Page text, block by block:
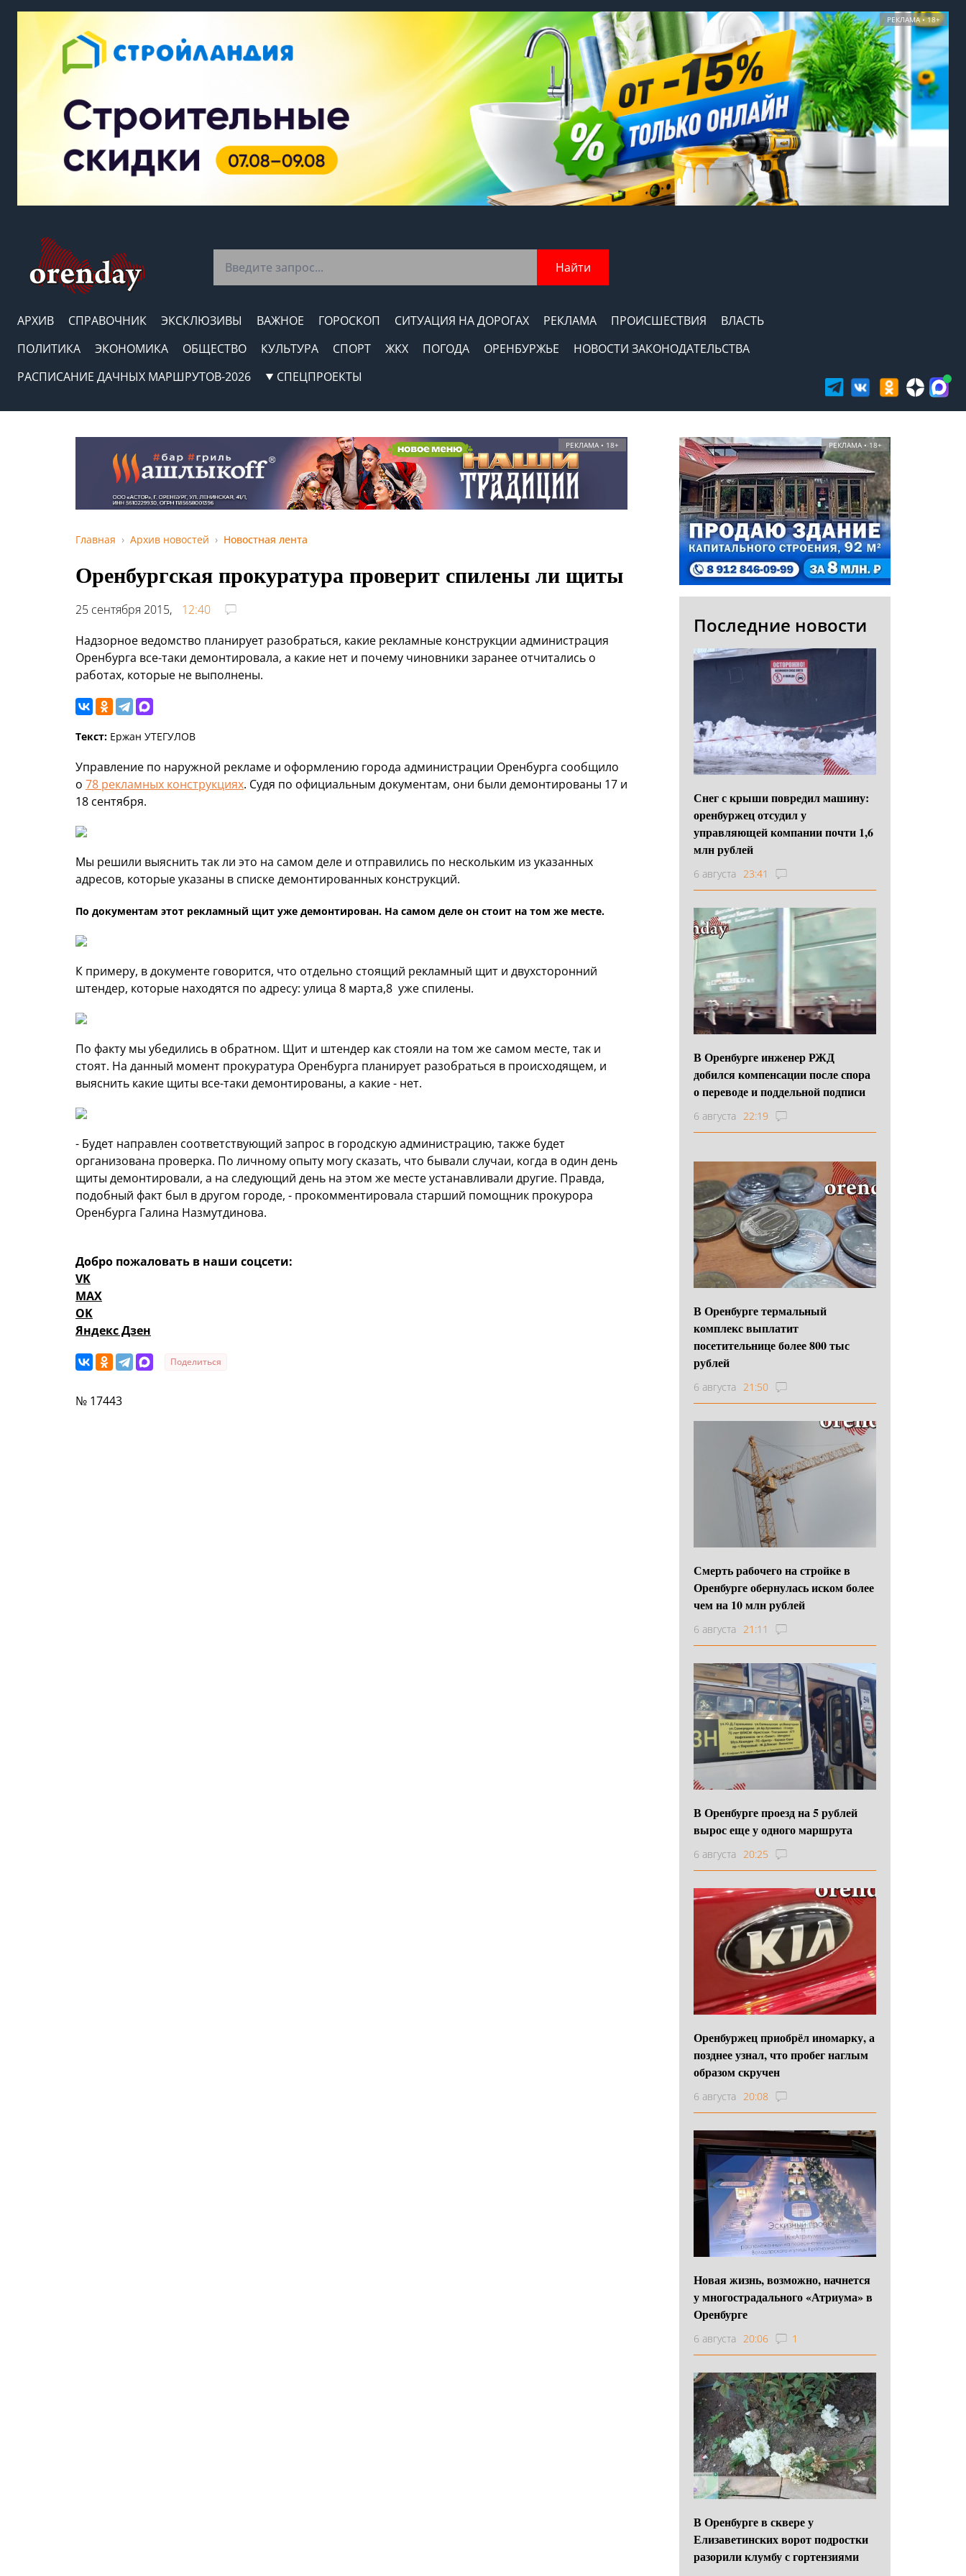
РЕКЛАМА • 18+
Найти
АРХИВ СПРАВОЧНИК ЭКСКЛЮЗИВЫ ВАЖНОЕ ГОРОСКОП СИТУАЦИЯ НА ДОРОГАХ РЕКЛАМА ПРОИСШЕСТВИЯ
ВЛАСТЬ
ПОЛИТИКА
ЭКОНОМИКА ОБЩЕСТВО КУЛЬТУРА СПОРТ ЖКХ ПОГОДА ОРЕНБУРЖЬЕ
НОВОСТИ ЗАКОНОДАТЕЛЬСТВА
РАСПИСАНИЕ ДАЧНЫХ МАРШРУТОВ-2026
СПЕЦПРОЕКТЫ
РЕКЛАМА • 18+
Главная Архив новостей Новостная лента
Оренбургская прокуратура проверит спилены ли щиты
25 сентября 2015,
12:40
Надзорное ведомство планирует разобраться, какие рекламные конструкции администрация
Оренбурга все-таки демонтировала, а какие нет и почему чиновники заранее отчитались о
работах, которые не выполнены.
Текст: Ержан УТЕГУЛОВ
Управление по наружной рекламе и оформлению города администрации Оренбурга сообщило
о 78 рекламных конструкциях. Судя по официальным документам, они были демонтированы 17 и
18 сентября.
Мы решили выяснить так ли это на самом деле и отправились по нескольким из указанных
адресов, которые указаны в списке демонтированных конструкций.
По документам этот рекламный щит уже демонтирован. На самом деле он стоит на том же месте.
К примеру, в документе говорится, что отдельно стоящий рекламный щит и двухсторонний
штендер, которые находятся по адресу: улица 8 марта,8 уже спилены.
По факту мы убедились в обратном. Щит и штендер как стояли на том же самом месте, так и
стоят. На данный момент прокуратура Оренбурга планирует разобраться в происходящем, и
выяснить какие щиты все-таки демонтированы, а какие - нет.
- Будет направлен соответствующий запрос в городскую администрацию, также будет
организована проверка. По личному опыту могу сказать, что бывали случаи, когда в один день
щиты демонтировали, а на следующий день на этом же месте устанавливали другие. Правда,
подобный факт был в другом городе, - прокомментировала старший помощник прокурора
Оренбурга Галина Назмутдинова.
Добро пожаловать в наши соцсети:
VK
MAX
OK
Яндекс Дзен
Поделиться
№ 17443
РЕКЛАМА • 18+
Последние новости
Снег с крыши повредил машину:
оренбуржец отсудил у
управляющей компании почти 1,6
млн рублей
6 августа 23:41
В Оренбурге инженер РЖД
добился компенсации после спора
о переводе и поддельной подписи
6 августа 22:19
В Оренбурге термальный
комплекс выплатит
посетительнице более 800 тыс
рублей
6 августа 21:50
Смерть рабочего на стройке в
Оренбурге обернулась иском более
чем на 10 млн рублей
6 августа 21:11
В Оренбурге проезд на 5 рублей
вырос еще у одного маршрута
6 августа 20:25
Оренбуржец приобрёл иномарку, а
позднее узнал, что пробег наглым
образом скручен
6 августа 20:08
Новая жизнь, возможно, начнется
у многострадального «Атриума» в
Оренбурге
6 августа 20:06 1
В Оренбурге в сквере у
Елизаветинских ворот подростки
разорили клумбу с гортензиями